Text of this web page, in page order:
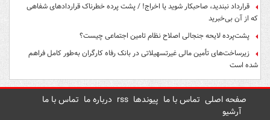
قرارداد نبندید، صاحبکار شوید یا اخراج! / پشت پرده خطرناک قراردادهای شفاهی
که از آن بی‌خبرید
پشت‌پرده لایحه جنجالی اصلاح نظام تامین اجتماعی چیست؟
زیرساخت‌های تأمین مالی غیرتسهیلاتی در بانک رفاه کارگران به‌طور کامل فراهم
شده است
صفحه اصلی تماس با ما پیوندها rss درباره ما تماس با ما
آرشیو